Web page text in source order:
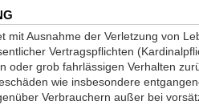
mit Ausnahme der Verletzung von
Vertragspflichten
oder grob fahrlässigen Verhalten
wie insbesondere
Verbrauchern außer bei